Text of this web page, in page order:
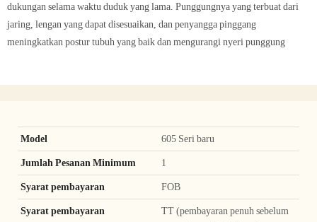
dukungan selama waktu duduk yang lama. Punggungnya yang terbuat dari
jaring, lengan yang dapat disesuaikan, dan penyangga pinggang
meningkatkan postur tubuh yang baik dan mengurangi nyeri punggung
Model 605 Seri baru
Jumlah Pesanan Minimum 1
Syarat pembayaran FOB
Syarat pembayaran
TT (pembayaran penuh sebelum